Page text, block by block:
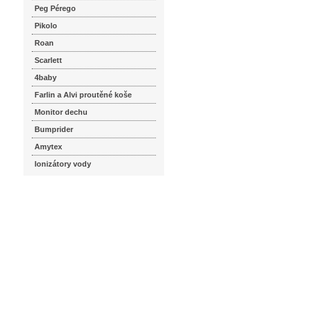
Peg Pérego
Pikolo
Roan
Scarlett
4baby
Farlin a Alvi proutěné koše
Monitor dechu
Bumprider
Amytex
Ionizátory vody